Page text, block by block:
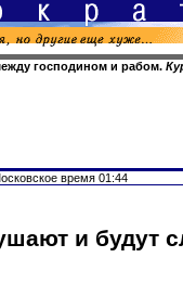
господином и рабом.
время 01:44
и будут